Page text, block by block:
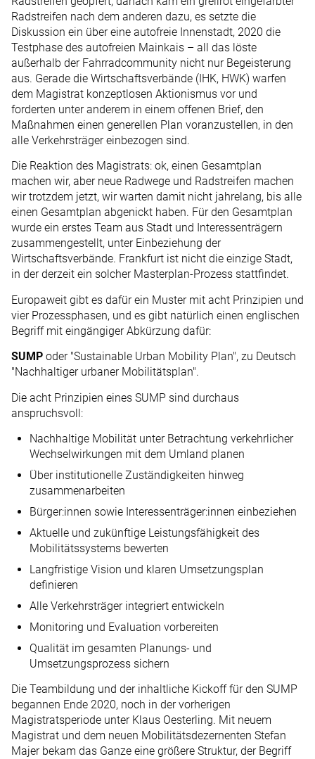
Radstreifen nach dem anderen dazu, es setzte die
Diskussion ein über eine autofreie Innenstadt, 2020 die
Testphase des autofreien Mainkais – all das löste
außerhalb der Fahrradcommunity nicht nur Begeisterung
aus. Gerade die Wirtschaftsverbände (IHK, HWK) warfen
dem Magistrat konzeptlosen Aktionismus vor und
forderten unter anderem in einem offenen Brief, den
Maßnahmen einen generellen Plan voranzustellen, in den
alle Verkehrsträger einbezogen sind.
Die Reaktion des Magistrats: ok, einen Gesamtplan
machen wir, aber neue Radwege und Radstreifen machen
wir trotzdem jetzt, wir warten damit nicht jahrelang, bis alle
einen Gesamtplan abgenickt haben. Für den Gesamtplan
wurde ein erstes Team aus Stadt und Interessenträgern
zusammengestellt, unter Einbeziehung der
Wirtschaftsverbände. Frankfurt ist nicht die einzige Stadt,
in der derzeit ein solcher Masterplan-Prozess stattfindet.
Europaweit gibt es dafür ein Muster mit acht Prinzipien und
vier Prozessphasen, und es gibt natürlich einen englischen
Begriff mit eingängiger Abkürzung dafür:
SUMP oder "Sustainable Urban Mobility Plan", zu Deutsch
"Nachhaltiger urbaner Mobilitätsplan".
Die acht Prinzipien eines SUMP sind durchaus
anspruchsvoll:
Nachhaltige Mobilität unter Betrachtung verkehrlicher
Wechselwirkungen mit dem Umland planen
Über institutionelle Zuständigkeiten hinweg
zusammenarbeiten
Bürger:innen sowie Interessenträger:innen einbeziehen
Aktuelle und zukünftige Leistungsfähigkeit des
Mobilitätssystems bewerten
Langfristige Vision und klaren Umsetzungsplan
definieren
Alle Verkehrsträger integriert entwickeln
Monitoring und Evaluation vorbereiten
Qualität im gesamten Planungs- und
Umsetzungsprozess sichern
Die Teambildung und der inhaltliche Kickoff für den SUMP
begannen Ende 2020, noch in der vorherigen
Magistratsperiode unter Klaus Oesterling. Mit neuem
Magistrat und dem neuen Mobilitätsdezernenten Stefan
Majer bekam das Ganze eine größere Struktur, der Begriff